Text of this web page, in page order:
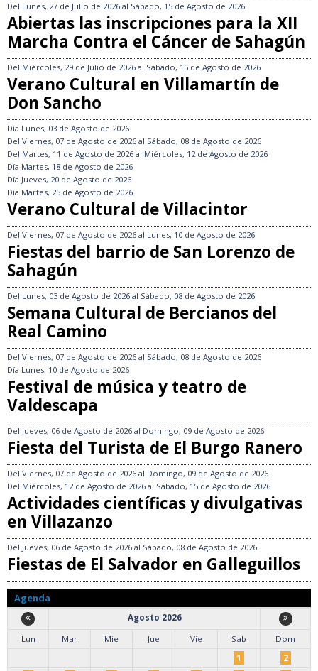
Del Lunes, 27 de Julio de 2026 al Sábado, 15 de Agosto de 2026
Abiertas las inscripciones para la XII
Marcha Contra el Cáncer de Sahagún
Del Miércoles, 29 de Julio de 2026 al Sábado, 15 de Agosto de 2026
Verano Cultural en Villamartín de
Don Sancho
Día Lunes, 03 de Agosto de 2026
Del Viernes, 07 de Agosto de 2026 al Sábado, 08 de Agosto de 2026
Del Martes, 11 de Agosto de 2026 al Miércoles, 12 de Agosto de 2026
Día Martes, 18 de Agosto de 2026
Día Jueves, 20 de Agosto de 2026
Día Martes, 25 de Agosto de 2026
Verano Cultural de Villacintor
Del Viernes, 07 de Agosto de 2026 al Lunes, 10 de Agosto de 2026
Fiestas del barrio de San Lorenzo de
Sahagún
Del Lunes, 03 de Agosto de 2026 al Sábado, 08 de Agosto de 2026
Semana Cultural de Bercianos del
Real Camino
Del Viernes, 07 de Agosto de 2026 al Sábado, 08 de Agosto de 2026
Día Lunes, 10 de Agosto de 2026
Festival de música y teatro de
Valdescapa
Del Jueves, 06 de Agosto de 2026 al Domingo, 09 de Agosto de 2026
Fiesta del Turista de El Burgo Ranero
Del Viernes, 07 de Agosto de 2026 al Domingo, 09 de Agosto de 2026
Del Miércoles, 12 de Agosto de 2026 al Sábado, 15 de Agosto de 2026
Actividades científicas y divulgativas
en Villazanzo
Del Jueves, 06 de Agosto de 2026 al Sábado, 08 de Agosto de 2026
Fiestas de El Salvador en Galleguillos
Agenda
Agosto 2026
Lun
Mar Mie Jue Vie Sab
Dom
1
2